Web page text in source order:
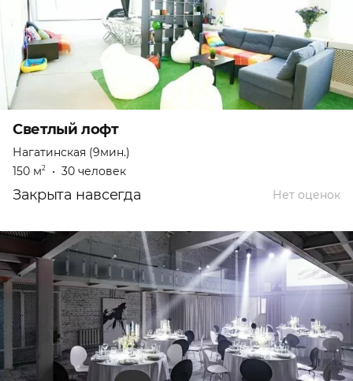
Светлый лофт
Нагатинская (9мин.)
150 м2 • 30 человек
Нет оценок
Закрыта навсегда